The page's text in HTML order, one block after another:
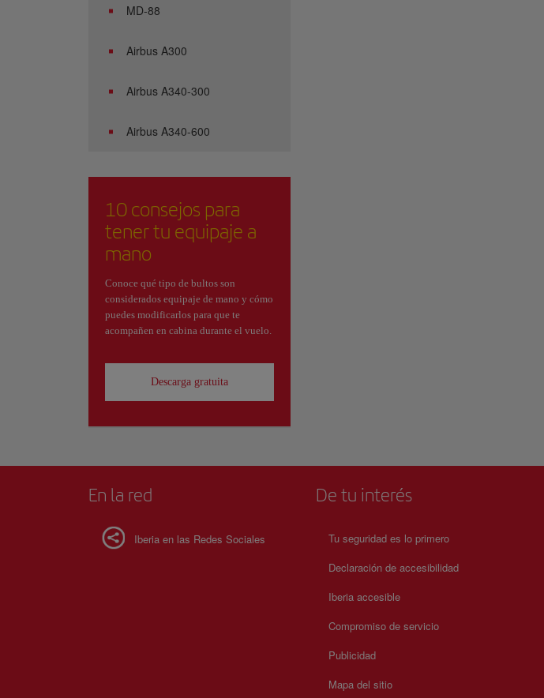
MD-88
Airbus A300
Airbus A340-300
Airbus A340-600
10 consejos para
tener tu equipaje a
mano
Conoce qué tipo de bultos son
considerados equipaje de mano y cómo
puedes modificarlos para que te
acompañen en cabina durante el vuelo.
Descarga gratuita
En la red
Iberia en las Redes Sociales
De tu interés
Tu seguridad es lo primero
Declaración de accesibilidad
Iberia accesible
Compromiso de servicio
Publicidad
Mapa del sitio